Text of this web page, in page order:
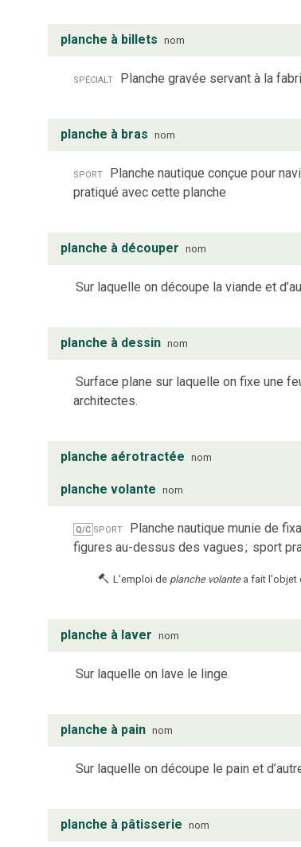
planche à billets nom
spécialt Planche gravée servant à la
planche à bras nom
sport Planche nautique conçue pour
pratiqué avec cette planche
planche à découper nom
Sur laquelle on découpe la viande et
planche à dessin nom
Surface plane sur laquelle on fixe une
architectes.
planche aérotractée nom
planche volante nom
Q/C sport Planche nautique munie de
figures au-dessus des vagues; sport
L'emploi de planche volante a fait l'objet
planche à laver nom
Sur laquelle on lave le linge.
planche à pain nom
Sur laquelle on découpe le pain et
planche à pâtisserie nom